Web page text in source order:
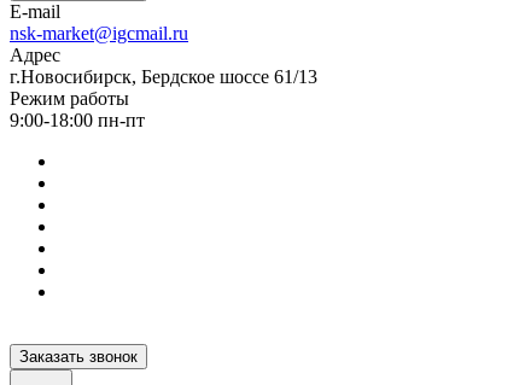
E-mail
nsk-market@igcmail.ru
Адрес
г.Новосибирск, Бердское шоссе 61/13
Режим работы
9:00-18:00 пн-пт
Заказать звонок